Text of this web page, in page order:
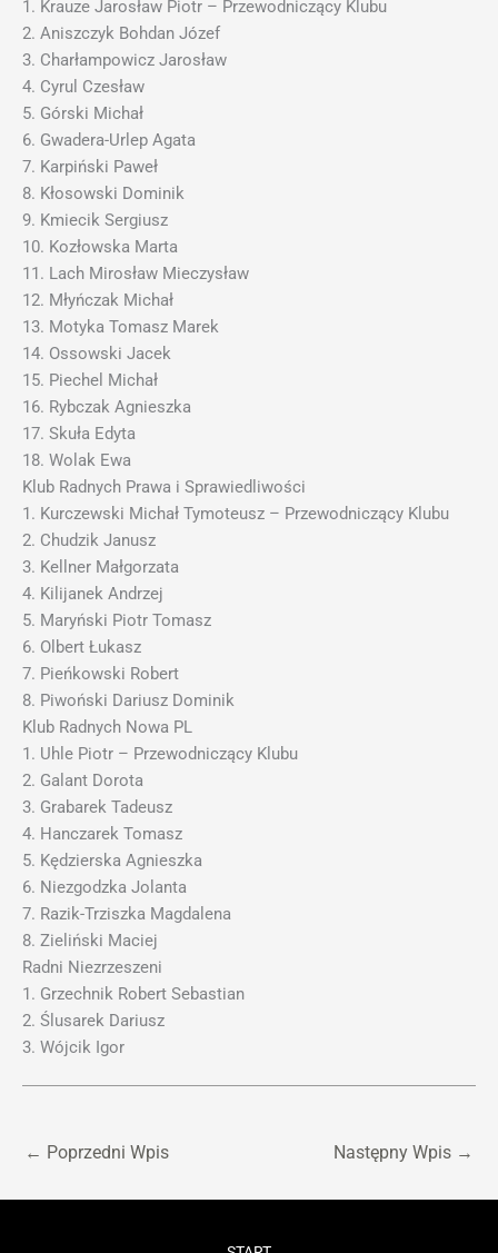
1. Krauze Jarosław Piotr – Przewodniczący Klubu
2. Aniszczyk Bohdan Józef
3. Charłampowicz Jarosław
4. Cyrul Czesław
5. Górski Michał
6. Gwadera-Urlep Agata
7. Karpiński Paweł
8. Kłosowski Dominik
9. Kmiecik Sergiusz
10. Kozłowska Marta
11. Lach Mirosław Mieczysław
12. Młyńczak Michał
13. Motyka Tomasz Marek
14. Ossowski Jacek
15. Piechel Michał
16. Rybczak Agnieszka
17. Skuła Edyta
18. Wolak Ewa
Klub Radnych Prawa i Sprawiedliwości
1. Kurczewski Michał Tymoteusz – Przewodniczący Klubu
2. Chudzik Janusz
3. Kellner Małgorzata
4. Kilijanek Andrzej
5. Maryński Piotr Tomasz
6. Olbert Łukasz
7. Pieńkowski Robert
8. Piwoński Dariusz Dominik
Klub Radnych Nowa PL
1. Uhle Piotr – Przewodniczący Klubu
2. Galant Dorota
3. Grabarek Tadeusz
4. Hanczarek Tomasz
5. Kędzierska Agnieszka
6. Niezgodzka Jolanta
7. Razik-Trziszka Magdalena
8. Zieliński Maciej
Radni Niezrzeszeni
1. Grzechnik Robert Sebastian
2. Ślusarek Dariusz
3. Wójcik Igor
← Poprzedni Wpis Następny Wpis →